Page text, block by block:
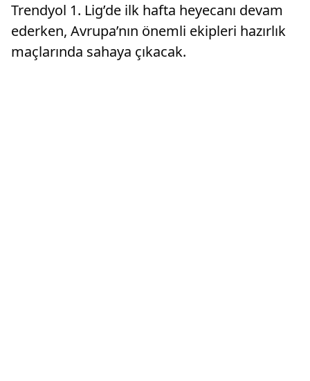
Trendyol 1. Lig’de ilk hafta heyecanı devam
ederken, Avrupa’nın önemli ekipleri hazırlık
maçlarında sahaya çıkacak.